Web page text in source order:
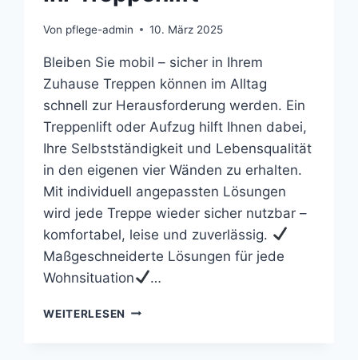
Von pflege-admin 10. März 2025
Bleiben Sie mobil – sicher in Ihrem
Zuhause Treppen können im Alltag
schnell zur Herausforderung werden. Ein
Treppenlift oder Aufzug hilft Ihnen dabei,
Ihre Selbstständigkeit und Lebensqualität
in den eigenen vier Wänden zu erhalten.
Mit individuell angepassten Lösungen
wird jede Treppe wieder sicher nutzbar –
komfortabel, leise und zuverlässig.
Maßgeschneiderte Lösungen für jede
Wohnsituation
…
WEITERLESEN IHR